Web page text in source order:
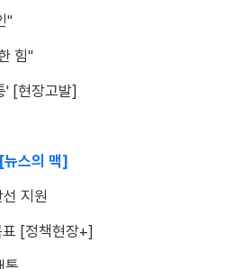
"
힘"
' [현장고발]
뉴스의 맥]
선 지원
표 [정책현장+]